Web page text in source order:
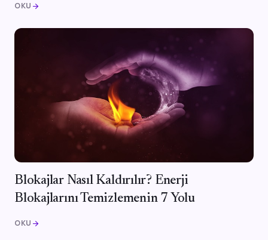
OKU arrow_forward
Blokajlar Nasıl Kaldırılır? Enerji
Blokajlarını Temizlemenin 7 Yolu
OKU arrow_forward